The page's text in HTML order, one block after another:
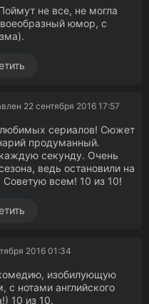
не все, не могла
юмор, с
22 сентября 2016 17:57
сериалов! Сюжет
продуманный.
секунду. Очень
ведь остановили на
всем! 10 из 10!
2016 01:34
изобилующую
с нотами английского
10 из 10.